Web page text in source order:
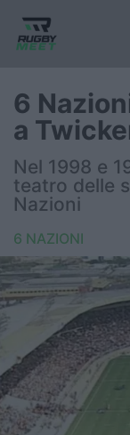
Nazionali
Rugby
FIR
Internazionale
6 Nazioni
United
Top14
6
a
Nel 1998 e
teatro delle
Nazioni
6 NAZIONI